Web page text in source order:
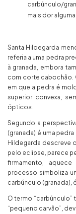
carbúnculo/
mais dor
Santa Hildegarda
referia a uma pedra
à granada, embora
com corte cabochão.
em que a pedra é
superior convexa,
ópticos.
Segundo a
(granada) é uma
Hildegarda descreve
pelo eclipse, parece
firmamento,
processo simboliza
carbúnculo (granada),
O termo “carbúnculo”
“pequeno carvão”,